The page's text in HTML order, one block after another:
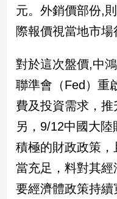
病
毒
專
南
台
灣
觀
點
台
元。外銷價部份,
際報價視當地市場
對於這次盤價,中
聯準會（Fed）重
費及投資需求，推
另，9/12中國大
積極的財政政策
當充足，料對其
要經濟體政策持